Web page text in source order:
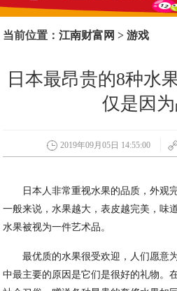
当前位置：江南财富网 >游戏
日本最昂贵的8种水
仅是因
2019年09月05日 14:55:00
日本人非常重视水果的品质，外观
一般来说，水果越大，表皮越完美，味
水果被视为一件艺术品。
最优质的水果很受欢迎，人们愿意
中最主要的原因是它们是很好的礼物。